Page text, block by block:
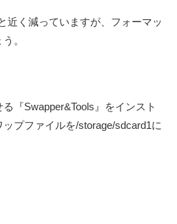
近く減っていますが、フォーマッ
。
『Swapper&Tools』をインスト
プファイルを/storage/sdcard1に